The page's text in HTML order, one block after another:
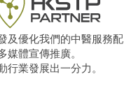
及優化我們的中醫服務配
體宣傳推廣。
業發展出一分力。